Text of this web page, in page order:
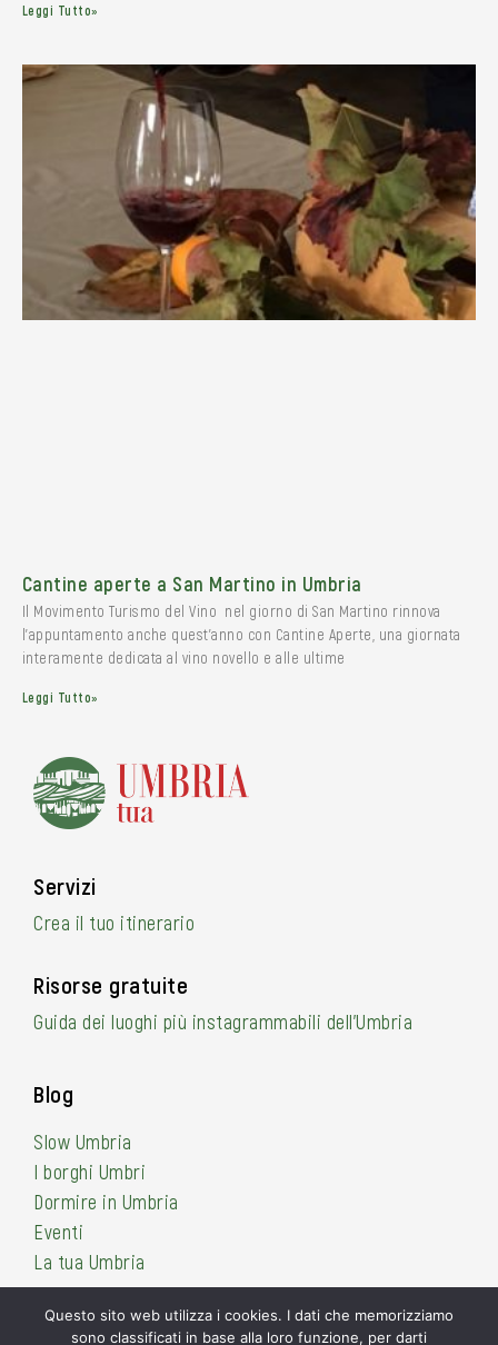
Leggi Tutto»
Cantine aperte a San Martino in Umbria
Il Movimento Turismo del Vino nel giorno di San Martino rinnova
l’appuntamento anche quest’anno con Cantine Aperte, una giornata
interamente dedicata al vino novello e alle ultime
Leggi Tutto»
Servizi
Crea il tuo itinerario
Risorse gratuite
Guida dei luoghi più instagrammabili dell’Umbria
Blog
Slow Umbria
I borghi Umbri
Dormire in Umbria
Eventi
La tua Umbria
Questo sito web utilizza i cookies. I dati che memorizziamo
sono classificati in base alla loro funzione, per darti